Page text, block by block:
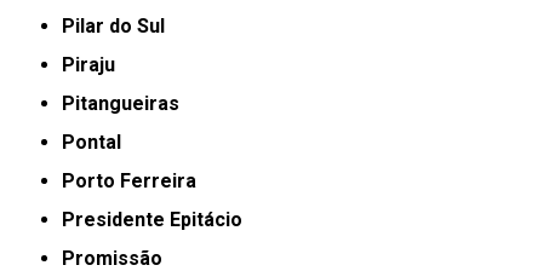
Pilar do Sul
Piraju
Pitangueiras
Pontal
Porto Ferreira
Presidente Epitácio
Promissão